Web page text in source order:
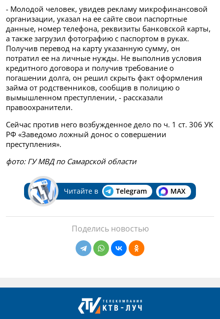
- Молодой человек, увидев рекламу микрофинансовой
организации, указал на ее сайте свои паспортные
данные, номер телефона, реквизиты банковской карты,
а также загрузил фотографию с паспортом в руках.
Получив перевод на карту указанную сумму, он
потратил ее на личные нужды. Не выполнив условия
кредитного договора и получив требование о
погашении долга, он решил скрыть факт оформления
займа от родственников, сообщив в полицию о
вымышленном преступлении, - рассказали
правоохранители.
Сейчас против него возбужденное дело по ч. 1 ст. 306 УК
РФ «Заведомо ложный донос о совершении
преступления».
фото: ГУ МВД по Самарской области
Читайте в Telegram MAX
Поделись новостью